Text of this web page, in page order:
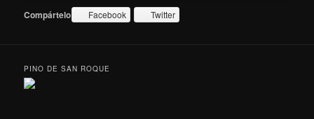
Compártelo: Facebook Twitter
PINO DE SAN ROQUE